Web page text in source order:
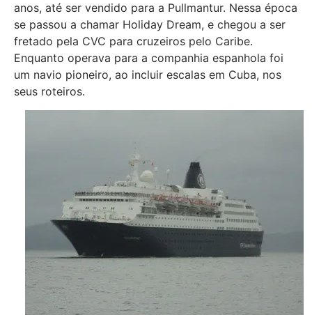
anos, até ser vendido para a Pullmantur. Nessa época
se passou a chamar Holiday Dream, e chegou a ser
fretado pela CVC para cruzeiros pelo Caribe.
Enquanto operava para a companhia espanhola foi
um navio pioneiro, ao incluir escalas em Cuba, nos
seus roteiros.